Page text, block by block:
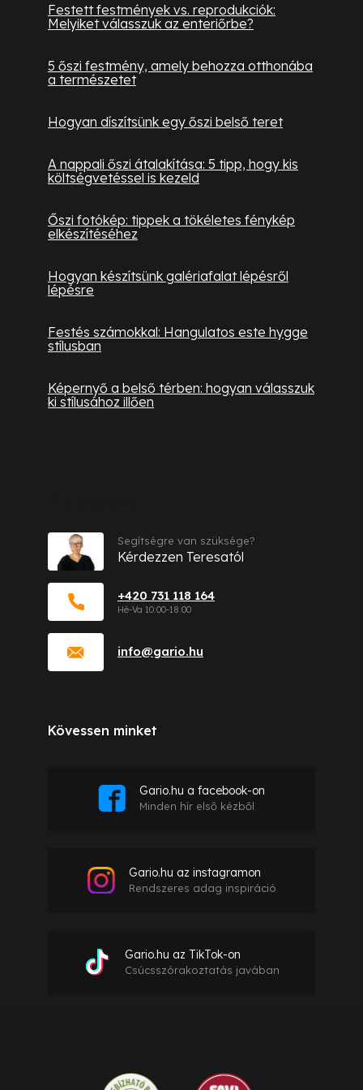
Festett festmények vs. reprodukciók:
Melyiket válasszuk az enteriőrbe?
5 őszi festmény, amely behozza otthonába
a természetet
Hogyan díszítsünk egy őszi belső teret
A nappali őszi átalakítása: 5 tipp, hogy kis
költségvetéssel is kezeld
Őszi fotókép: tippek a tökéletes fénykép
elkészítéséhez
Hogyan készítsünk galériafalat lépésről
lépésre
Festés számokkal: Hangulatos este hygge
stílusban
Képernyő a belső térben: hogyan válasszuk
ki stílusához illően
info@gario.hu
+420 731 118 164
Segítségre van szüksége?
Kérdezzen Teresatól
Kövessen minket
Gario.hu a facebook-on
Minden hír első kézből
Gario.hu az instagramon
Rendszeres adag inspiráció
Gario.hu az TikTok-on
Csúcsszórakoztatás javában